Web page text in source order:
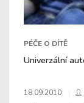
PÉČE O DÍTĚ
Univerzální
18.09.2010